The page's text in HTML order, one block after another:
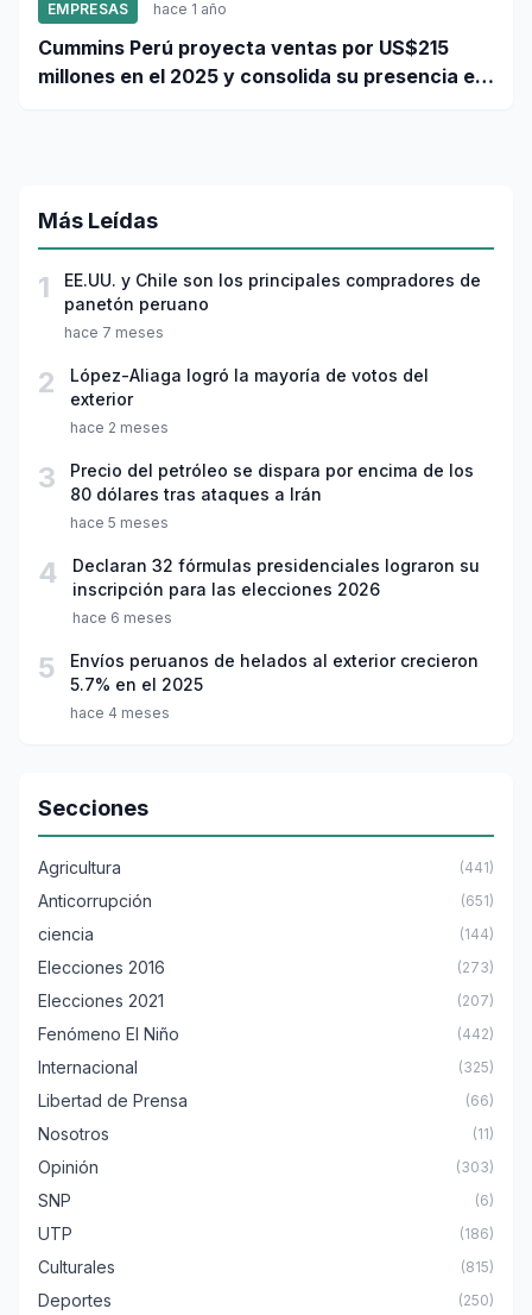
EMPRESAS hace 1 año
Cummins Perú proyecta ventas por US$215
millones en el 2025 y consolida su presencia en
Más Leídas
1
EE.UU. y Chile son los principales compradores de
panetón peruano
hace 7 meses
2
López-Aliaga logró la mayoría de votos del
exterior
hace 2 meses
3
Precio del petróleo se dispara por encima de los
80 dólares tras ataques a Irán
hace 5 meses
4
Declaran 32 fórmulas presidenciales lograron su
inscripción para las elecciones 2026
hace 6 meses
5
Envíos peruanos de helados al exterior crecieron
5.7% en el 2025
hace 4 meses
Secciones
Agricultura (441)
Anticorrupción (651)
ciencia (144)
Elecciones 2016 (273)
Elecciones 2021 (207)
Fenómeno El Niño (442)
Internacional (325)
Libertad de Prensa (66)
Nosotros (11)
Opinión (303)
SNP (6)
UTP (186)
Culturales (815)
Deportes (250)